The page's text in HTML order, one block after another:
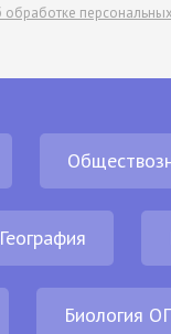
География
Биология